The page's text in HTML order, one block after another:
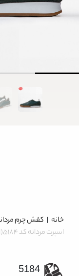
خانه | کفش چرم مردانه
اسپرت مردانه کد 5184(limited)
5184